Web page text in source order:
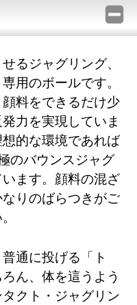
るジャグリング、
用のボールです。
料をできるだけ少
力を実現していま
的な環境であれば
のバウンスジャグ
ます。顔料の混ざ
りのばらつきがご
通に投げる「ト
ん、体を這うよう
クト・ジャグリン